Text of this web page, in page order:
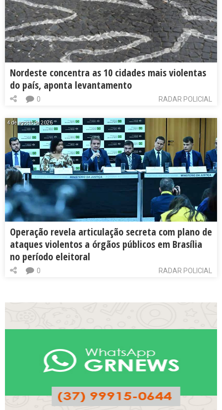
Nordeste concentra as 10 cidades mais violentas
do país, aponta levantamento
RADAR POLICIAL
0
4 de agosto de 2026
Operação revela articulação secreta com plano de
ataques violentos a órgãos públicos em Brasília
no período eleitoral
RADAR POLICIAL
0